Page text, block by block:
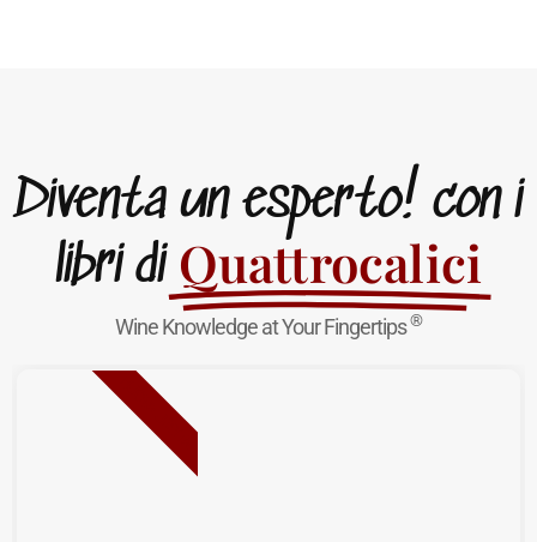
Diventa un esperto! con i
libri di Quattrocalici
Wine Knowledge at Your Fingertips®
NUOVA USCITA